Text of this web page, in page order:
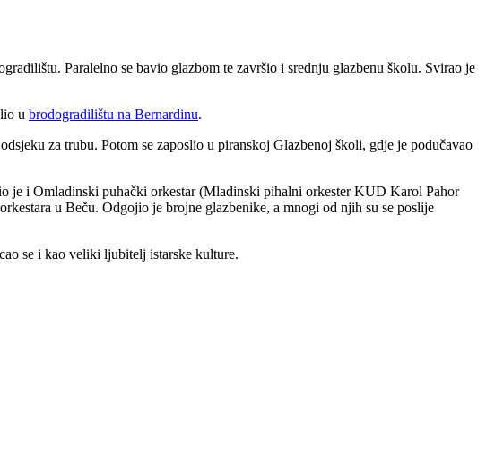
Paralelno se bavio glazbom te završio i srednju glazbenu školu. Svirao je
u brodogradilištu na Bernardinu.
za trubu. Potom se zaposlio u piranskoj Glazbenoj školi, gdje je podučavao
je i Omladinski puhački orkestar (Mladinski pihalni orkester KUD Karol Pahor
u Beču. Odgojio je brojne glazbenike, a mnogi od njih su se poslije
se i kao veliki ljubitelj istarske kulture.